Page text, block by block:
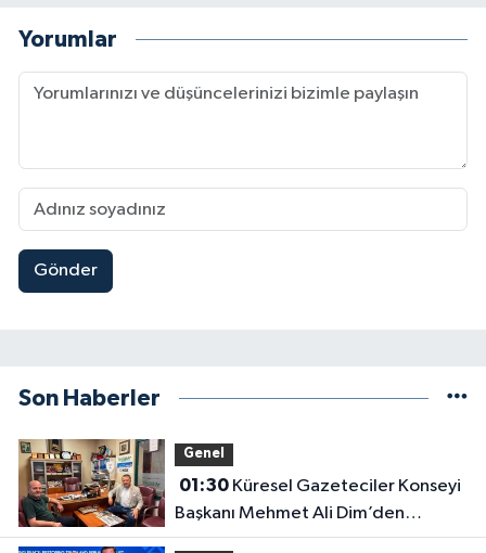
Yorumlar
Gönder
Son Haberler
Genel
01:30Küresel Gazeteciler Konseyi
Başkanı Mehmet Ali Dim’den
Gazetemize Ziyaret